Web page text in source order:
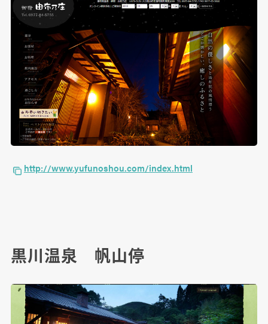
http://www.yufunoshou.com/index.html
黒川温泉 帆山停